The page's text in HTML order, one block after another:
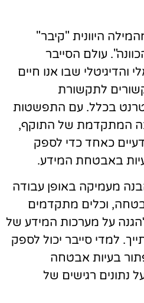
היוונית "קיבר"
עולם הסייבר
שבו אנו חיים
לתקשורת
בכלל. עם התפשטות
המתקדמת של התוקף,
כאחד כדי לספק
באבטחת המידע.
מעמיקה באופן עבודה
וכלים מתקדמים
על מערכות המידע של
למדי סייבר יכול לספק
בעיות אבטחה
רגישים של